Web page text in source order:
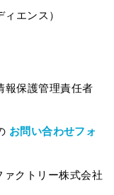
エンス）
保護管理責任者
お問い合わせフォ
ァクトリー株式会社